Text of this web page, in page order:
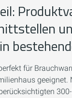
für
geeignet.